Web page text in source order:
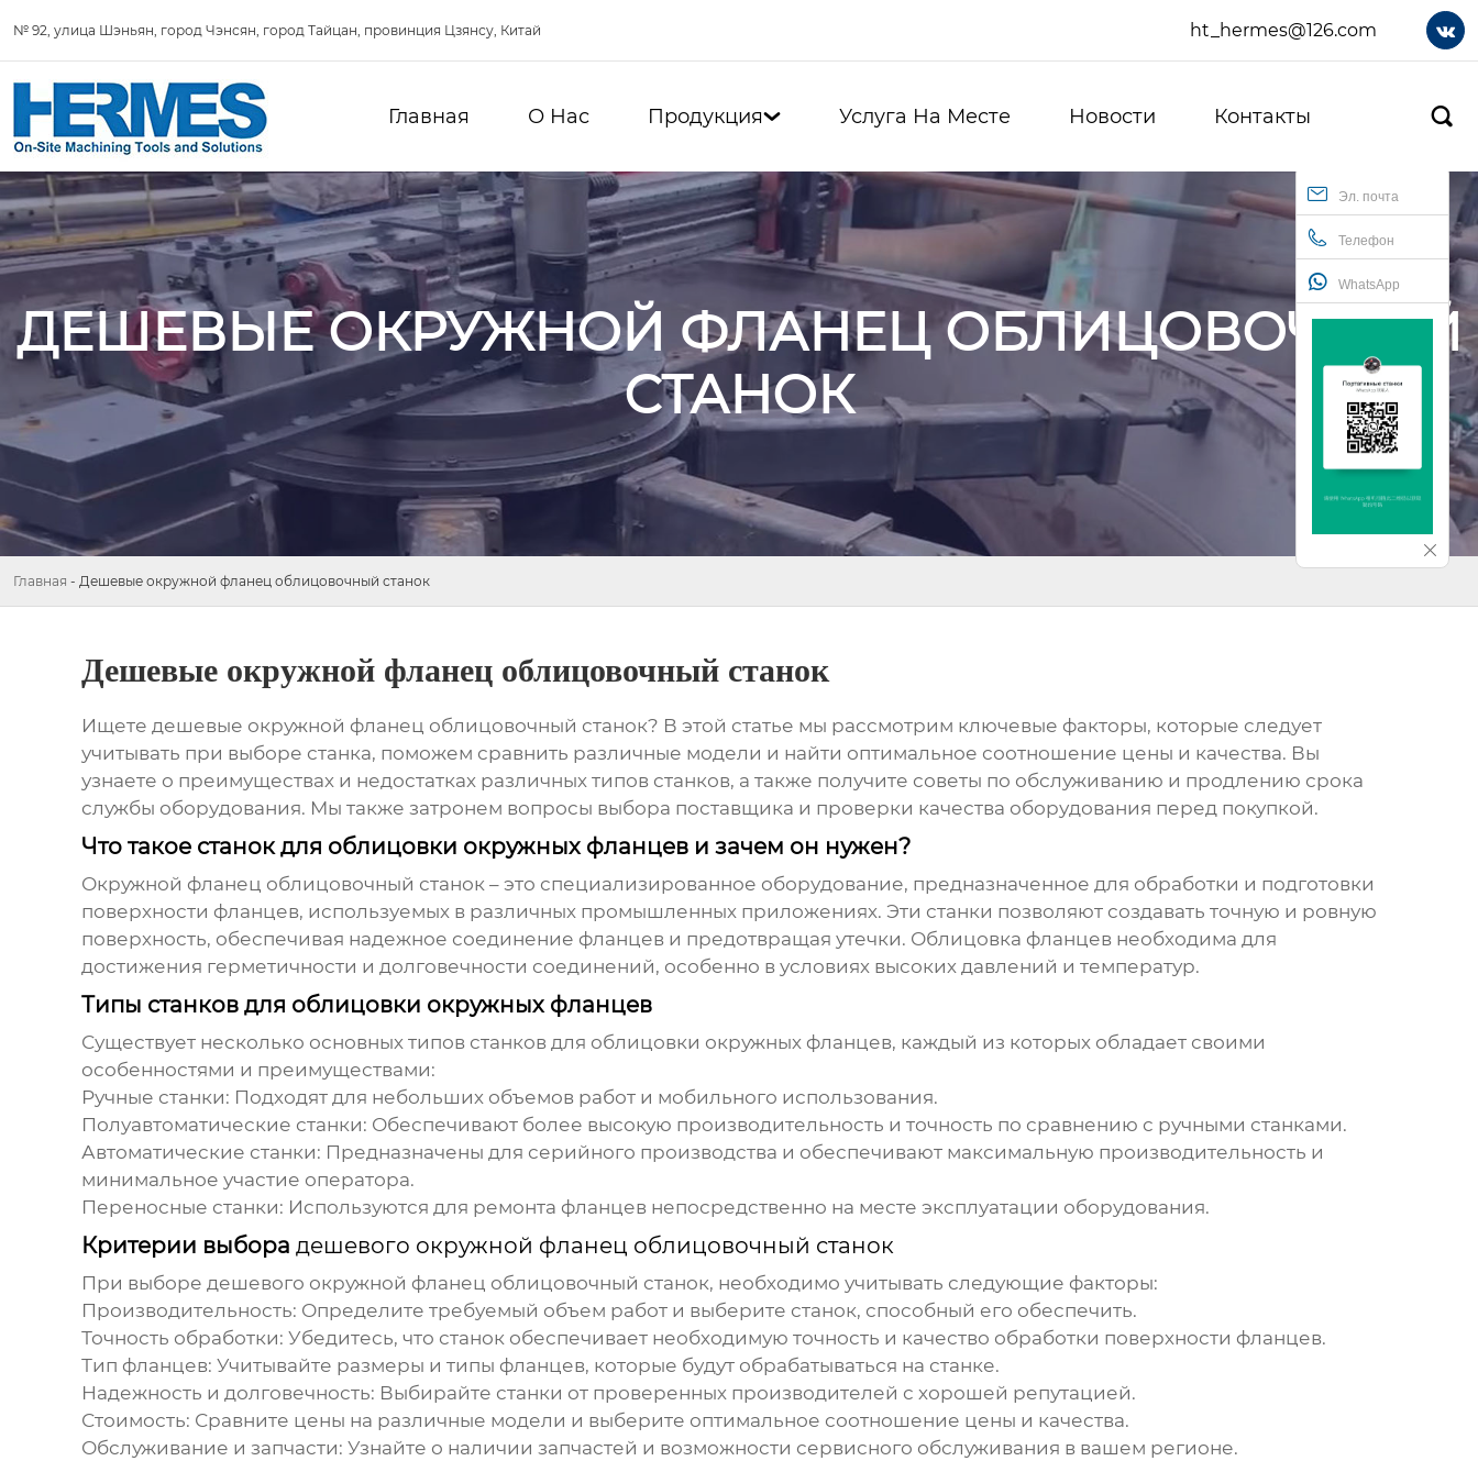
№ 92, улица Шэньян, город Чэнсян, город Тайцан, провинция Цзянсу, Китай ht_hermes@126.com 
Главная О Нас Продукция Услуга На Месте Новости Контакты 
Эл. почта
Телефон
WhatsApp
ДЕШЕВЫЕ ОКРУЖНОЙ ФЛАНЕЦ ОБЛИЦОВОЧНЫЙ
СТАНОК
Главная - Дешевые окружной фланец облицовочный станок
Дешевые окружной фланец облицовочный станок
Ищете дешевые окружной фланец облицовочный станок? В этой статье мы рассмотрим ключевые факторы, которые следует
учитывать при выборе станка, поможем сравнить различные модели и найти оптимальное соотношение цены и качества. Вы
узнаете о преимуществах и недостатках различных типов станков, а также получите советы по обслуживанию и продлению срока
службы оборудования. Мы также затронем вопросы выбора поставщика и проверки качества оборудования перед покупкой.
Что такое станок для облицовки окружных фланцев и зачем он нужен?
Окружной фланец облицовочный станок– это специализированное оборудование, предназначенное для обработки и подготовки
поверхности фланцев, используемых в различных промышленных приложениях. Эти станки позволяют создавать точную и ровную
поверхность, обеспечивая надежное соединение фланцев и предотвращая утечки. Облицовка фланцев необходима для
достижения герметичности и долговечности соединений, особенно в условиях высоких давлений и температур.
Типы станков для облицовки окружных фланцев
Существует несколько основных типов станков для облицовки окружных фланцев, каждый из которых обладает своими
особенностями и преимуществами:
Ручные станки: Подходят для небольших объемов работ и мобильного использования.
Полуавтоматические станки: Обеспечивают более высокую производительность и точность по сравнению с ручными станками.
Автоматические станки: Предназначены для серийного производства и обеспечивают максимальную производительность и
минимальное участие оператора.
Переносные станки: Используются для ремонта фланцев непосредственно на месте эксплуатации оборудования.
Критерии выбора дешевого окружной фланец облицовочный станок
При выборе дешевого окружной фланец облицовочный станок, необходимо учитывать следующие факторы:
Производительность: Определите требуемый объем работ и выберите станок, способный его обеспечить.
Точность обработки: Убедитесь, что станок обеспечивает необходимую точность и качество обработки поверхности фланцев.
Тип фланцев: Учитывайте размеры и типы фланцев, которые будут обрабатываться на станке.
Надежность и долговечность: Выбирайте станки от проверенных производителей с хорошей репутацией.
Стоимость: Сравните цены на различные модели и выберите оптимальное соотношение цены и качества.
Обслуживание и запчасти: Узнайте о наличии запчастей и возможности сервисного обслуживания в вашем регионе.